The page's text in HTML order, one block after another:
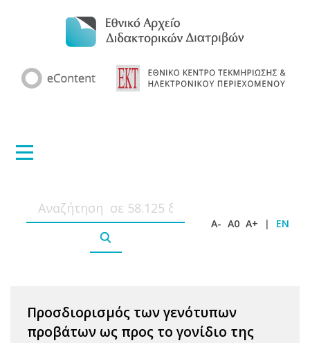
A- A0 A+ | EN
Προσδιορισμός των γενότυπων
προβάτων ως προς το γονίδιο της